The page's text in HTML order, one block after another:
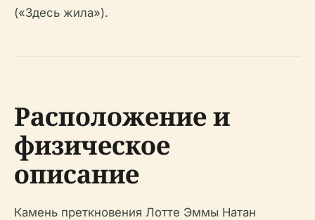
(«Здесь жила»).
Расположение и
физическое
описание
Камень преткновения Лотте Эммы Натан